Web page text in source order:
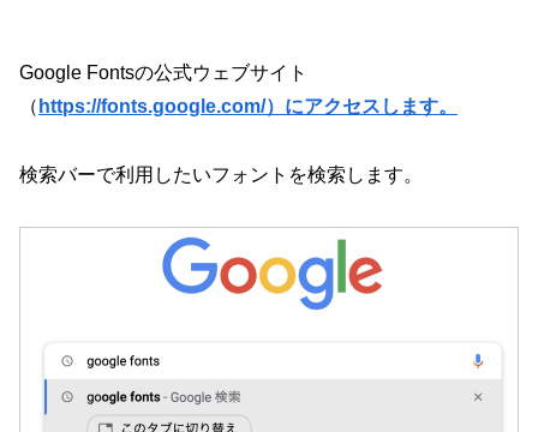
Google Fontsの公式ウェブサイト
（ https://fonts.google.com/）にアクセスします。
検索バーで利用したいフォントを検索します。